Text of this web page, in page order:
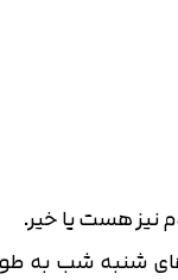
نیز هست یا خیر.
شنبه شب به